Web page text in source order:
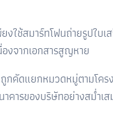
ใช้สมาร์ทโฟนถ่ายรูปใบ
งจากเอกสารสูญหาย
กคัดแยกหมวดหมู่ตามโค
รของบริษัทอย่างสม่ำเส